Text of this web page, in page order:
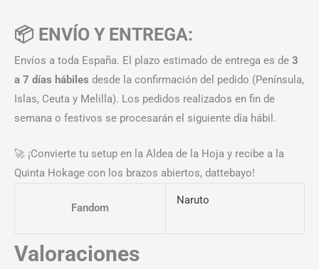
📦 ENVÍO Y ENTREGA:
Envíos a toda España. El plazo estimado de entrega es de 3
a 7 días hábiles desde la confirmación del pedido (Península,
Islas, Ceuta y Melilla). Los pedidos realizados en fin de
semana o festivos se procesarán el siguiente día hábil.
🚀 ¡Convierte tu setup en la Aldea de la Hoja y recibe a la
Quinta Hokage con los brazos abiertos, dattebayo!
Fandom
Naruto
Valoraciones